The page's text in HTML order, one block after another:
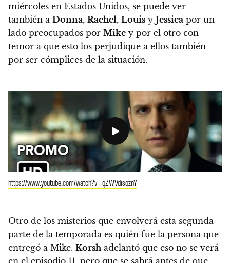
miércoles en Estados Unidos, se puede ver
también a Donna, Rachel, Louis y Jessica por un
lado preocupados por Mike y por el otro con
temor a que esto los perjudique a ellos también
por ser cómplices de la situación.
https://www.youtube.com/watch?v=qZWVdisoznY
Otro de los misterios que envolverá esta segunda
parte de la temporada es quién fue la persona que
entregó a Mike. Korsh adelantó que eso no se verá
en el episodio 11, pero que se sabrá antes de que